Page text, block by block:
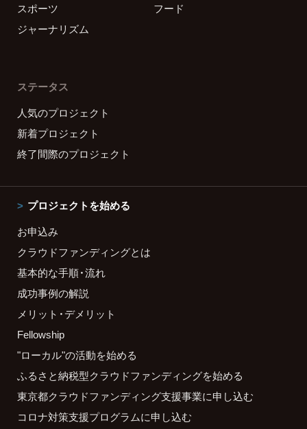
スポーツ
フード
ジャーナリズム
ステータス
人気のプロジェクト
新着プロジェクト
終了間際のプロジェクト
プロジェクトを始める
お申込み
クラウドファンディングとは
基本的な手順・流れ
成功事例の解説
メリット・デメリット
Fellowship
"ローカル"の活動を始める
ふるさと納税型クラウドファンディングを始める
東京都クラウドファンディング支援事業に申し込む
コロナ対策支援プログラムに申し込む